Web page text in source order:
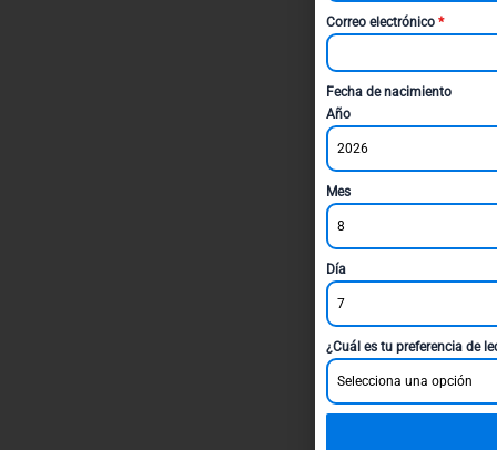
Correo electrónico *
Fecha de nacimiento
Año
2026
Mes
8
Día
7
¿Cuál es tu preferencia de
Selecciona una opción